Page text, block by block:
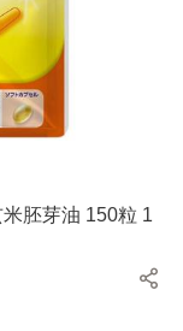
胚芽油 150粒 1